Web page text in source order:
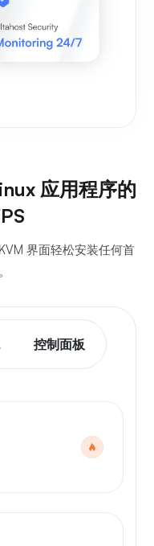
应用程序的
界面轻松安装任何首
控制面板